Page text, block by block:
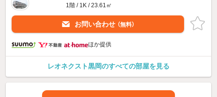
1階 / 1K / 23.61㎡
お問い合わせ （無料）
ほか提供
レオネクスト黒岡のすべての部屋を見る